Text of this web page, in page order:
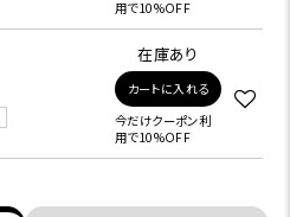
用で10%OFF
在庫あり
カートに入れる
今だけクーポン利
用で10%OFF